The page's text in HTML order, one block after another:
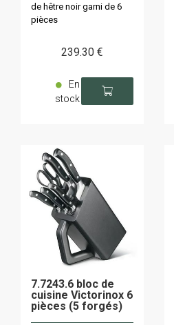
de hêtre noir garni de 6
pièces
239.30 €
En
stock
7.7243.6 bloc de
cuisine Victorinox 6
pièces (5 forgés)